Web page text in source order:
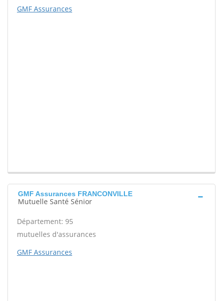
GMF Assurances
GMF Assurances FRANCONVILLE
Mutuelle Santé Sénior
Département: 95
mutuelles d'assurances
GMF Assurances